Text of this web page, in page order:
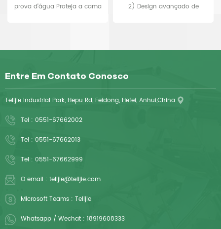
prova d'água Proteja a cama
almofada de cão ou
almofada de treinamento
2) Design avançado de
seladas e suporte à prova de
vazamento protegem os pisos
da umidade 6) Higiênico,
Entre Em Contato Conosco
Telijie Industrial Park, Hepu Rd, Feidong, Hefei, Anhui,China
Tel : 0551-67662002
Tel : 0551-67662013
Tel : 0551-67662999
O email : telijie@telijie.com
Microsoft Teams : Telijie
Whatsapp / Wechat : 18919608333